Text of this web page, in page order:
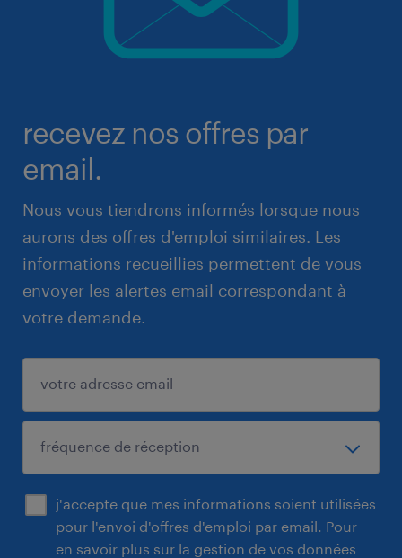
recevez nos offres par
email.
Nous vous tiendrons informés lorsque nous
aurons des offres d'emploi similaires. Les
informations recueillies permettent de vous
envoyer les alertes email correspondant à
votre demande.
j'accepte que mes informations soient utilisées
pour l'envoi d'offres d'emploi par email. Pour
en savoir plus sur la gestion de vos données